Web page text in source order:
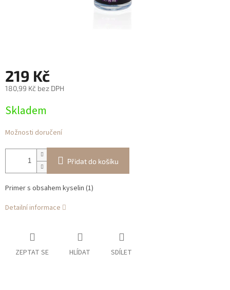
219 Kč
180,99 Kč bez DPH
cena:
Skladem
Možnosti doručení
Přidat do košíku
Primer s obsahem kyselin (1)
Detailní informace
ZEPTAT SE HLÍDAT SDÍLET